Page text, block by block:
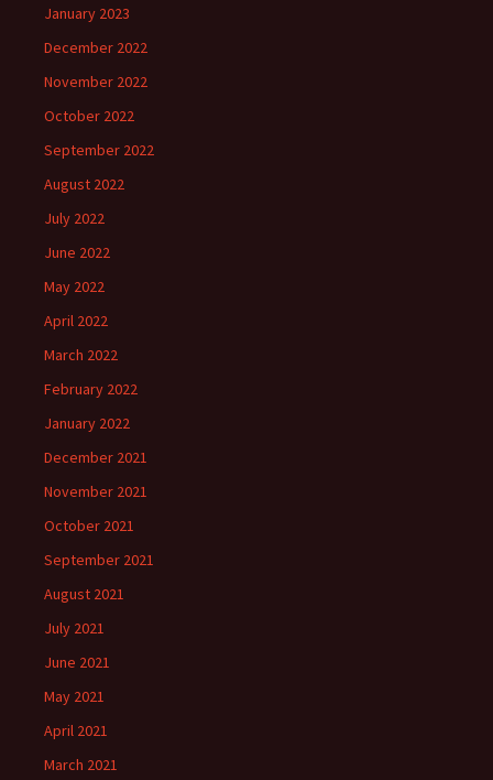
January 2023
December 2022
November 2022
October 2022
September 2022
August 2022
July 2022
June 2022
May 2022
April 2022
March 2022
February 2022
January 2022
December 2021
November 2021
October 2021
September 2021
August 2021
July 2021
June 2021
May 2021
April 2021
March 2021